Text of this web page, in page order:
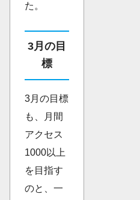
た。
3月の目
標
3月の目標
も、月間
アクセス
1000以上
を目指す
のと、一